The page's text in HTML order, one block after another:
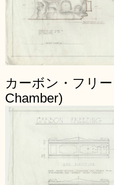
カーボン・フリ
Chamber)